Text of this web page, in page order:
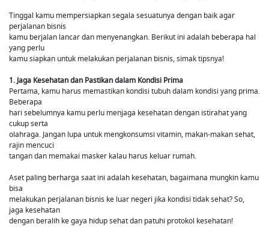
Tinggal kamu mempersiapkan segala sesuatunya dengan baik agar
perjalanan bisnis
kamu berjalan lancar dan menyenangkan. Berikut ini adalah beberapa hal
yang perlu
kamu siapkan untuk melakukan perjalanan bisnis, simak tipsnya!
1. Jaga Kesehatan dan Pastikan dalam Kondisi Prima
Pertama, kamu harus memastikan kondisi tubuh dalam kondisi yang prima.
Beberapa
hari sebelumnya kamu perlu menjaga kesehatan dengan istirahat yang
cukup serta
olahraga. Jangan lupa untuk mengkonsumsi vitamin, makan-makan sehat,
rajin mencuci
tangan dan memakai masker kalau harus keluar rumah.
Aset paling berharga saat ini adalah kesehatan, bagaimana mungkin kamu
bisa
melakukan perjalanan bisnis ke luar negeri jika kondisi tidak sehat? So,
jaga kesehatan
dengan beralih ke gaya hidup sehat dan patuhi protokol kesehatan!